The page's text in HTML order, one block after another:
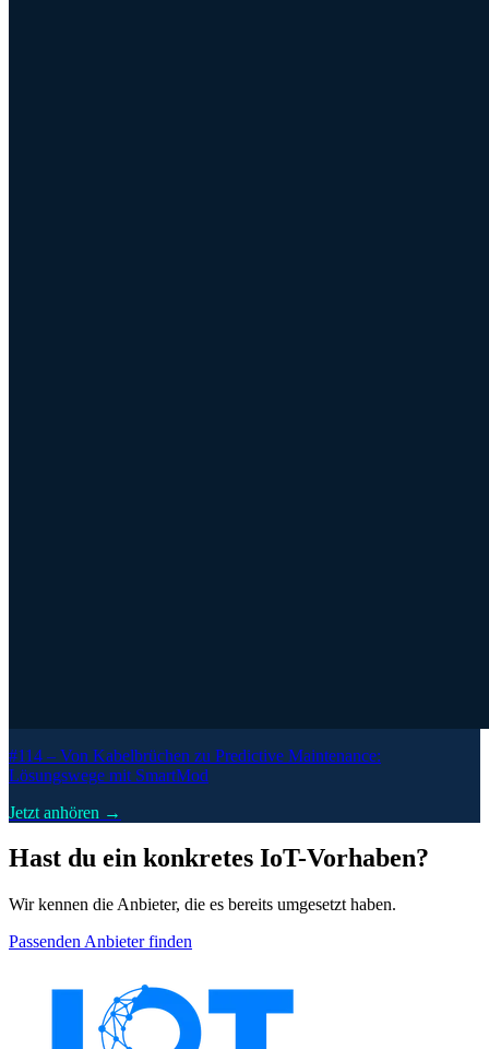
#114 – Von Kabelbrüchen zu Predictive Maintenance:
Lösungswege mit SmartMod
Jetzt anhören →
Hast du ein konkretes IoT-Vorhaben?
Wir kennen die Anbieter, die es bereits umgesetzt haben.
Passenden Anbieter finden